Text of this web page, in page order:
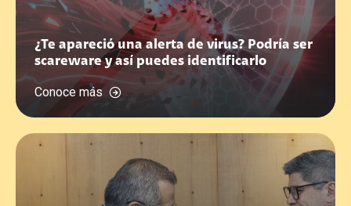
¿Te apareció una alerta de virus? Podría ser
scareware y así puedes identificarlo
Conoce más